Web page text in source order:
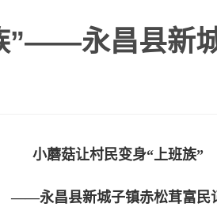
”——永昌县新
小蘑菇让村民变身“上班族”
——永昌县新城子镇赤松茸富民